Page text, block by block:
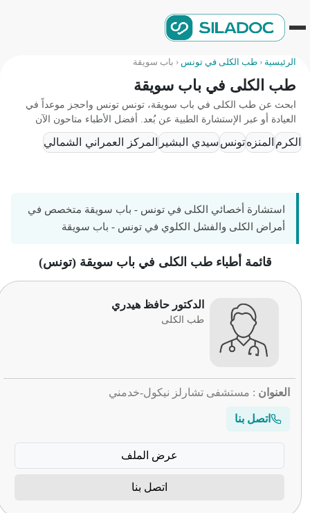
الرئيسية‹طب الكلى في تونس‹باب سويقة
طب الكلى في باب سويقة
ابحث عن طب الكلى في باب سويقة، تونس تونس واحجز موعداً في
العيادة أو عبر الإستشارة الطبية عن بُعد. أفضل الأطباء متاحون الآن
الكرم المنزه تونسسيدي البشيرالمركز العمراني الشمالي
استشارة أخصائي الكلى في تونس - باب سويقة متخصص في
أمراض الكلى والفشل الكلوي في تونس - باب سويقة
قائمة أطباء طب الكلى في باب سويقة (تونس)
الدكتور حافظ هيدري
طب الكلى
العنوان : مستشفى تشارلز نيكول-خدمني
اتصل بنا
عرض الملف
اتصل بنا